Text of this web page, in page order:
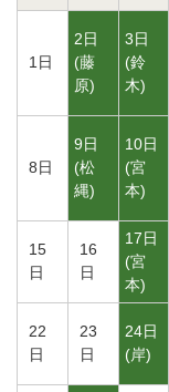
1日
2日
(藤
原)
3日
(鈴
木)
8日
9日
(松
縄)
10日
(宮
本)
15
日
16
日
17日
(宮
本)
22
日
23
日
24日
(岸)